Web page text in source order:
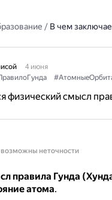
/ В чем
4 июня
физический смысл
возможны неточности
правила Гунда
атома.